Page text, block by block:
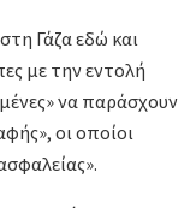
Γάζα εδώ και
με την εντολή
να παράσχουν
οι οποίοι